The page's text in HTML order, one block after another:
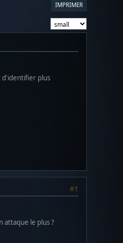
IMPRIMER
d'identifier plus
#1
attaque le plus ?